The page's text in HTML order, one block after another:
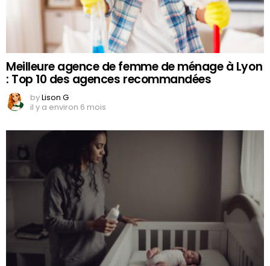
Meilleure agence de femme de ménage à Lyon
: Top 10 des agences recommandées
byLison G
il y a environ 6 mois